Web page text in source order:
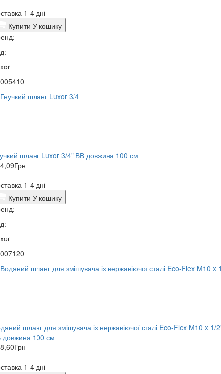
1-4 дні
Купити У кошику
шланг Luxor 3/4" ВВ довжина 100 см
Грн
1-4 дні
Купити У кошику
шланг для змішувача із нержавіючої сталі Eco-Flex M10 x 1/
довжина 100 см
Грн
1-4 дні